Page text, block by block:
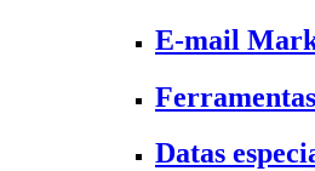
E-mail
Datas